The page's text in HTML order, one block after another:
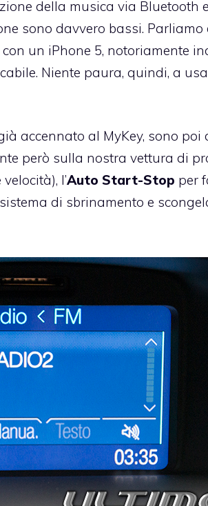
della musica via Bluetooth
sono davvero bassi. Parliamo
un iPhone 5, notoriamente
Niente paura, quindi, a
accennato al MyKey, sono
però sulla nostra vettura di
l’Auto Start-Stop per
di sbrinamento e